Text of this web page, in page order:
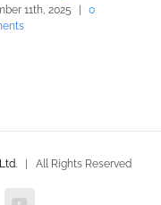
11th, 2025 |
0
| All Rights Reserved